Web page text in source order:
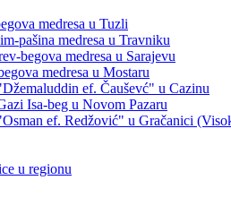
medresa u Tuzli
pašina medresa u Travniku
begova medresa u Sarajevu
medresa u Mostaru
ef. Čauševć" u Cazinu
Isa-beg u Novom Pazaru
ef. Redžović" u Gračanici
u regionu